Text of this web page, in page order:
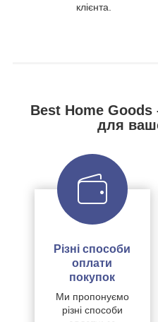
клієнта.
Best Home Goods
для
Різні способи
оплати
покупок
Ми пропонуємо
різні способи